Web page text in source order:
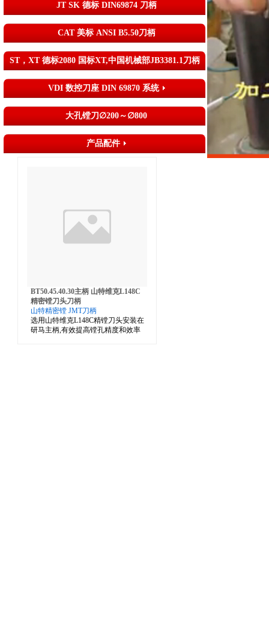
JT SK 德标 DIN69874 刀柄
CAT 美标 ANSI B5.50刀柄
ST，XT 德标2080 国标XT,中国机械部JB3381.1刀柄
VDI 数控刀座 DIN 69870 系统
大孔镗刀∅200～∅800
产品配件
BT50.45.40.30主柄 山特维克L148C
精密镗刀头刀柄
山特精密镗 JMT刀柄
选用山特维克L148C精镗刀头安装在
研马主柄,有效提高镗孔精度和效率